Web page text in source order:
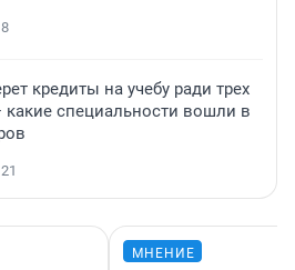
8
кредиты на учебу ради трех
специальности вошли в
21
МНЕНИЕ